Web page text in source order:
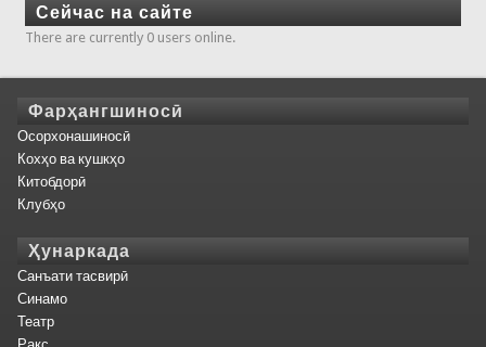
Сейчас на сайте
There are currently 0 users online.
Фарҳангшиносӣ
Осорхонашиносӣ
Кохҳо ва кушкҳо
Китобдорӣ
Клубҳо
Ҳунаркада
Санъати тасвирӣ
Синамо
Театр